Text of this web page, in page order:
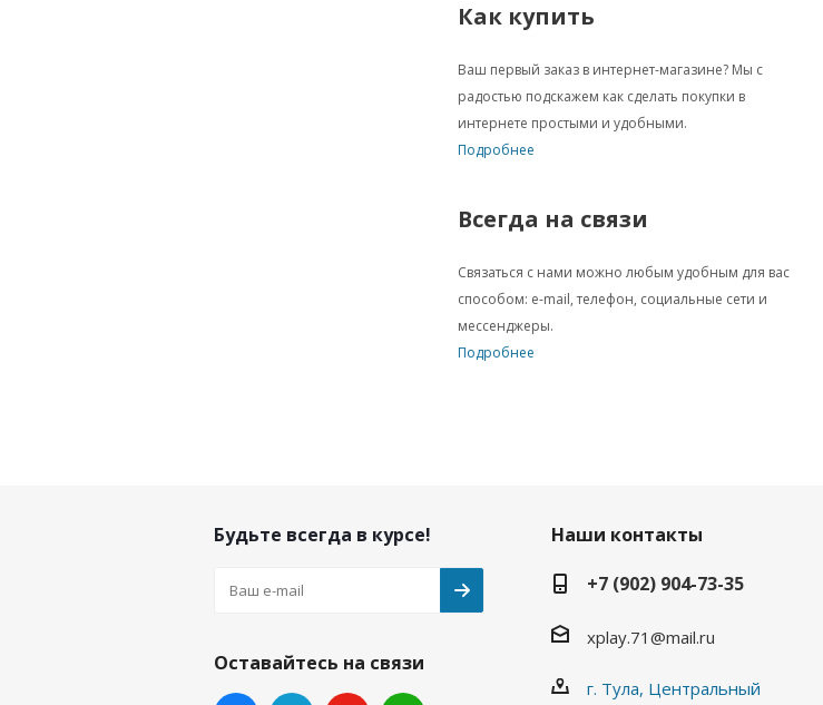
Как купить
Ваш первый заказ в интернет-магазине? Мы с
радостью подскажем как сделать покупки в
интернете простыми и удобными.
Подробнее
Всегда на связи
Связаться с нами можно любым удобным для вас
способом: e-mail, телефон, социальные сети и
мессенджеры.
Подробнее
Будьте всегда в курсе!
Оставайтесь на связи
Наши контакты
+7 (902) 904-73-35
xplay.71@mail.ru
г. Тула, Центральный